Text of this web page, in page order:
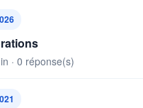
· 0 réponse(s)